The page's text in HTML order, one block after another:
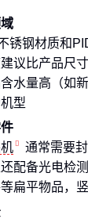
锈钢材质和
议比产品尺
水量高（如
型
通常需要
配备光电检
扁平物品，